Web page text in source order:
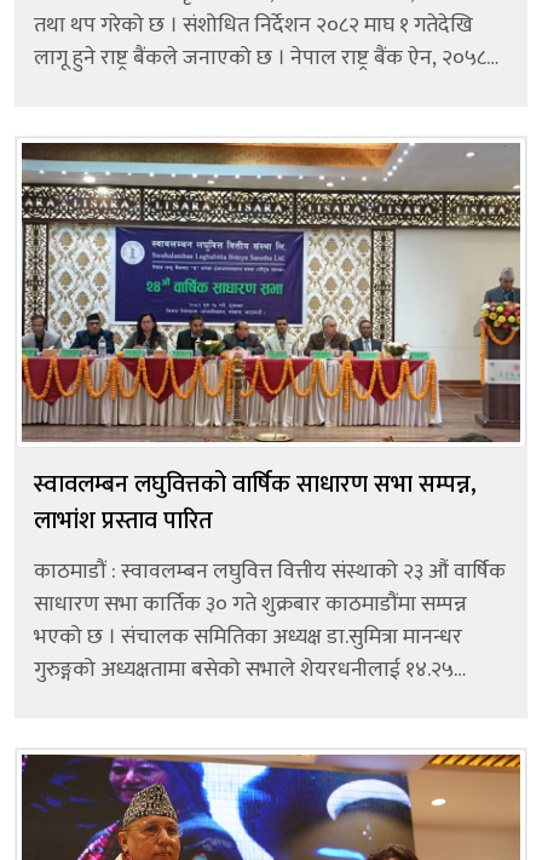
तथा थप गरेको छ । संशोधित निर्देशन २०८२ माघ १ गतेदेखि
लागू हुने राष्ट्र बैंकले जनाएको छ । नेपाल राष्ट्र बैंक ऐन, २०५८
स्वावलम्बन लघुवित्तको वार्षिक साधारण सभा सम्पन्न,
लाभांश प्रस्ताव पारित
काठमाडौं : स्वावलम्बन लघुवित्त वित्तीय संस्थाको २३ औं वार्षिक
साधारण सभा कार्तिक ३० गते शुक्रबार काठमाडौंमा सम्पन्न
भएको छ । संचालक समितिका अध्यक्ष डा.सुमित्रा मानन्धर
गुरुङ्गको अध्यक्षतामा बसेको सभाले शेयरधनीलाई १४.२५